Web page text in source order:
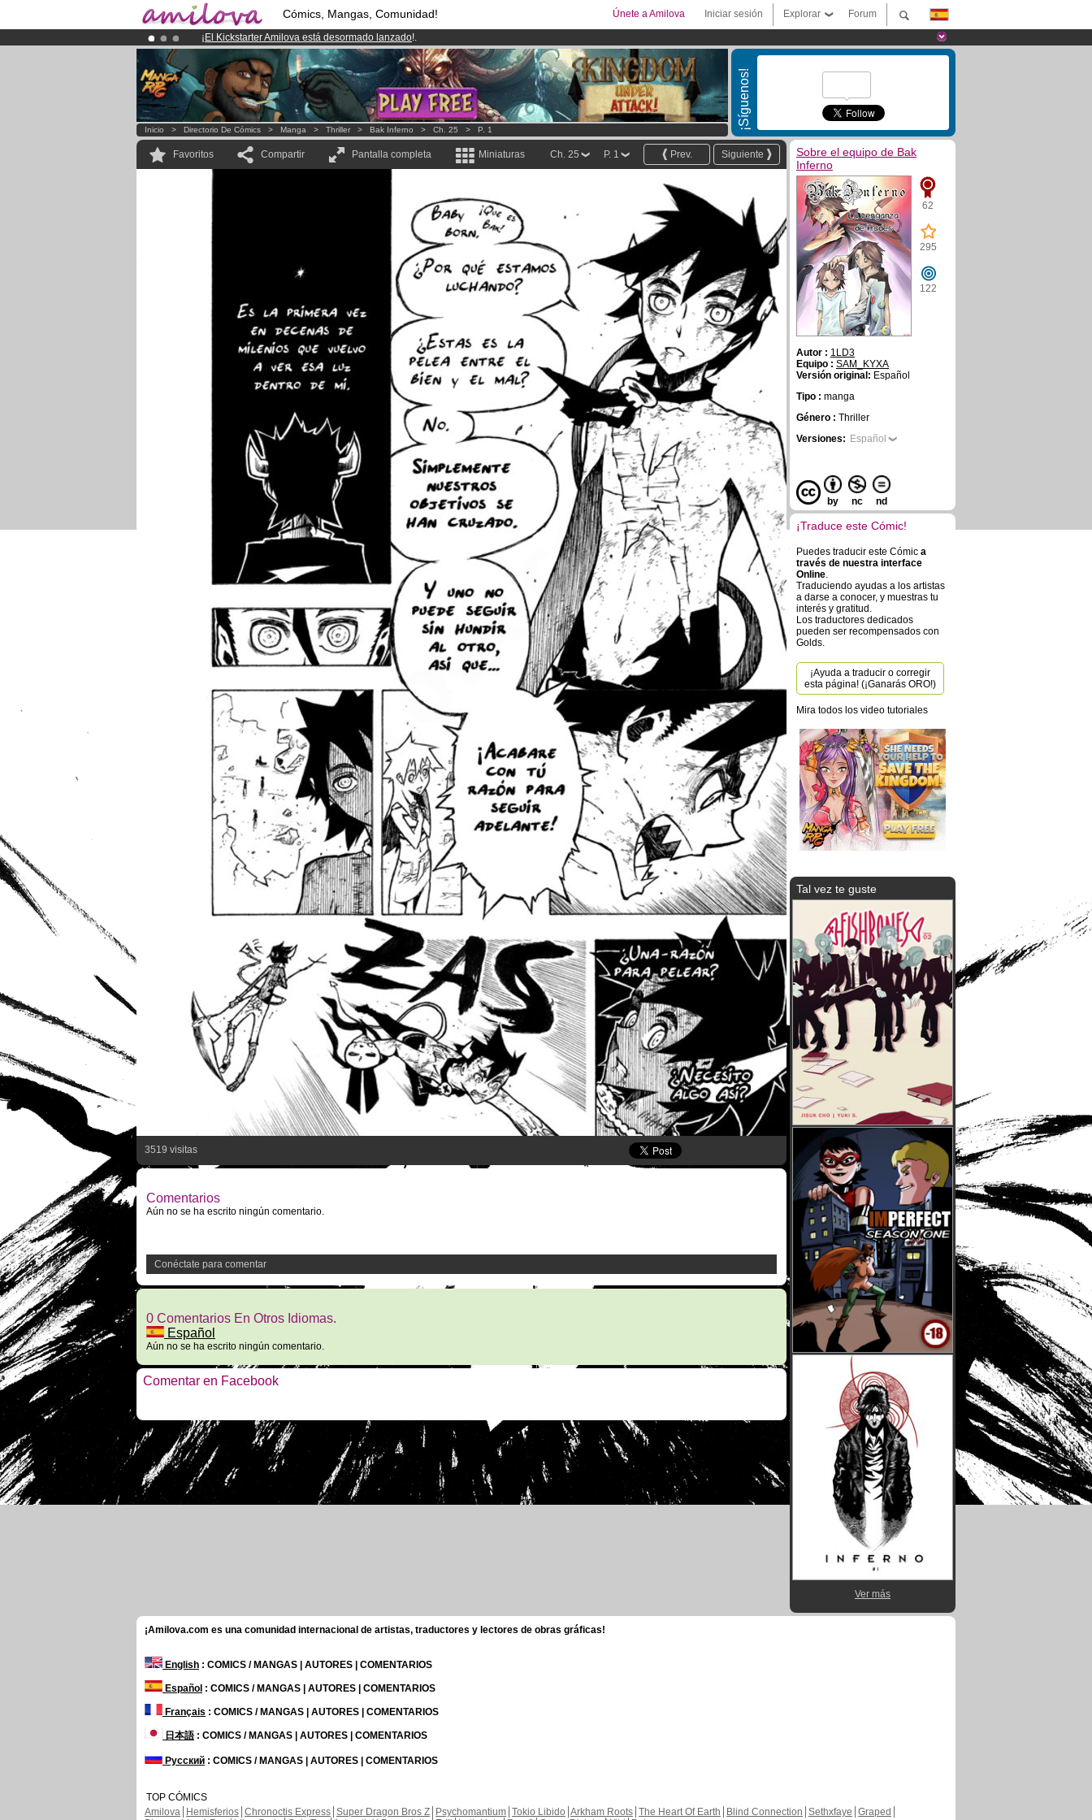
Cómics, Mangas, Comunidad! Forum
Explorar
Iniciar sesión
Únete a Amilova
¡ El Kickstarter Amilova está desormado lanzado!.
¡Conviertete en Premium por3.95 eurosal mes!Hazte Premium ya
¡Ya tenemos 134393miembrosy 1208 Cómics y Mangas!.
¡Síguenos!
Inicio > Directorio De Cómics > Manga > Thriller > Bak Inferno > Ch. 25 > P. 1
Favoritos Compartir Pantalla completa Miniaturas Siguiente
Prev.
P. 1
Ch. 25
3519 visitas
Comentarios
Aún no se ha escrito ningún comentario.
Conéctate para comentar
0 Comentarios En Otros Idiomas.
Español
Aún no se ha escrito ningún comentario.
Comentar en Facebook
Sobre el equipo de Bak
Inferno
62
295
122
Autor : 1LD3
Equipo : SAM_KYXA
Versión original: Español
Tipo : manga
Género : Thriller
Versiones: Español
by nc nd
¡Traduce este Cómic!
Puedes traducir este Cómic a
través de nuestra interface
Online.
Traduciendo ayudas a los artistas
a darse a conocer, y muestras tu
interés y gratitud.
Los traductores dedicados
pueden ser recompensados con
Golds.
¡Ayuda a traducir o corregir
esta página! (¡Ganarás ORO!)
Mira todos los video tutoriales
Tal vez te guste
Ver más
¡Amilova.com es una comunidad internacional de artistas, traductores y lectores de obras gráficas!
English : COMICS / MANGAS | AUTORES | COMENTARIOS
Español : COMICS / MANGAS | AUTORES | COMENTARIOS
Français : COMICS / MANGAS | AUTORES | COMENTARIOS
日本語: COMICS / MANGAS | AUTORES | COMENTARIOS
Русский : COMICS / MANGAS | AUTORES | COMENTARIOS
TOP CÓMICS
Amilova
Hemisferios Chronoctis Express Super Dragon Bros Z Psychomantium Tokio Libido Arkham Roots The Heart Of Earth Blind Connection Sethxfaye Graped